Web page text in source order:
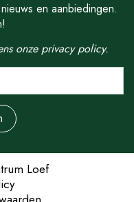
en aanbiedingen.
onze privacy policy.
Loef